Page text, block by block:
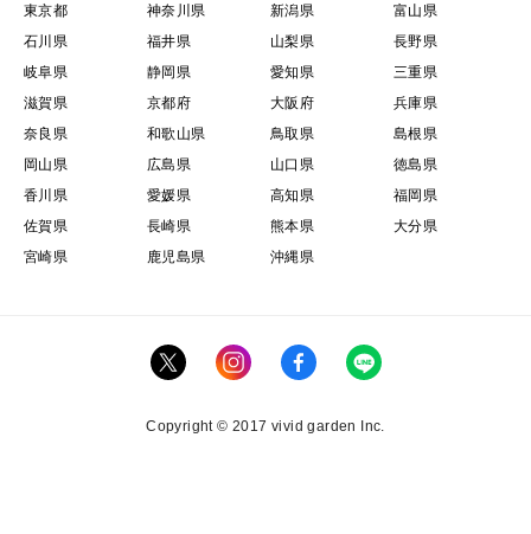
東京都
神奈川県 新潟県
富山県
石川県
福井県 山梨県
長野県
岐阜県
静岡県 愛知県
三重県
滋賀県
京都府 大阪府
兵庫県
奈良県
和歌山県 鳥取県
島根県
岡山県
広島県 山口県
徳島県
香川県
愛媛県 高知県
福岡県
佐賀県
長崎県 熊本県
大分県
宮崎県
鹿児島県 沖縄県
Copyright © 2017 vivid garden Inc.